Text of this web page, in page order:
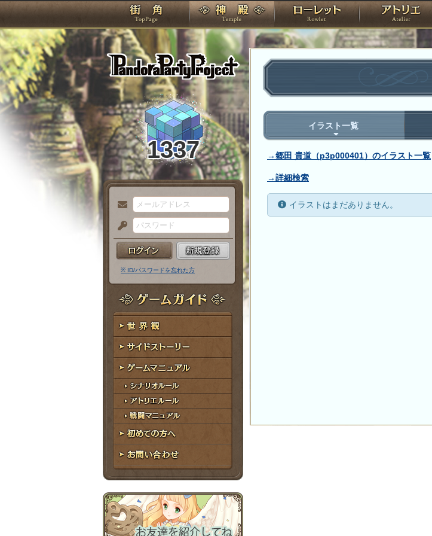
TOP 神殿 ローレット
1337
メ
ー
ル
ア
ド
レ
ス
パ
ス
ー
ド
※ ID/パスワードを忘れた方
ゲームガイド
世界観
サイドストーリー
ゲームマニュアル
シナリオルール
アトリエルール
戦闘マニュアル
初めての方へ
お問い合わせ
イラスト一覧
→郷田 貴道（p3p000401）のイラスト一覧
→詳細検索
イラストはまだありません。